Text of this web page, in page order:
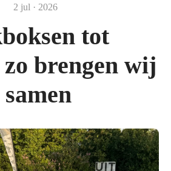
2 jul · 2026
tot
brengen wij